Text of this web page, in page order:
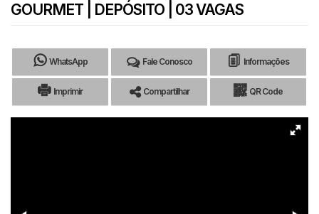
GOURMET | DEPÓSITO | 03 VAGAS
WhatsApp Fale Conosco Informações
Imprimir Compartilhar QR Code